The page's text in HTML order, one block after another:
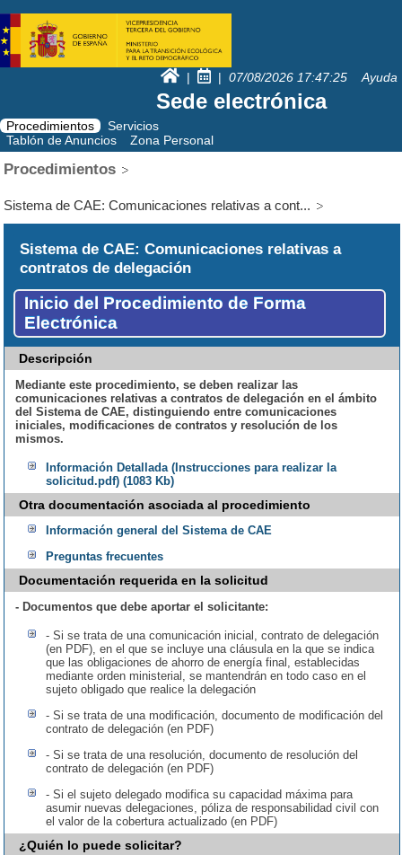
| | 07/08/2026 17:47:25 Ayuda
Sede electrónica
Procedimientos
Servicios
Tablón de Anuncios
Zona Personal
Procedimientos
Sistema de CAE: Comunicaciones relativas a cont...
Sistema de CAE: Comunicaciones relativas a
contratos de delegación
Inicio del Procedimiento de Forma
Electrónica
Descripción
Mediante este procedimiento, se deben realizar las
comunicaciones relativas a contratos de delegación en el ámbito
del Sistema de CAE, distinguiendo entre comunicaciones
iniciales, modificaciones de contratos y resolución de los
mismos.
Información Detallada (Instrucciones para realizar la
solicitud.pdf) (1083 Kb)
Otra documentación asociada al procedimiento
Información general del Sistema de CAE
Preguntas frecuentes
Documentación requerida en la solicitud
- Documentos que debe aportar el solicitante:
- Si se trata de una comunicación inicial, contrato de delegación
(en PDF), en el que se incluye una cláusula en la que se indica
que las obligaciones de ahorro de energía final, establecidas
mediante orden ministerial, se mantendrán en todo caso en el
sujeto obligado que realice la delegación
- Si se trata de una modificación, documento de modificación del
contrato de delegación (en PDF)
- Si se trata de una resolución, documento de resolución del
contrato de delegación (en PDF)
- Si el sujeto delegado modifica su capacidad máxima para
asumir nuevas delegaciones, póliza de responsabilidad civil con
el valor de la cobertura actualizado (en PDF)
¿Quién lo puede solicitar?